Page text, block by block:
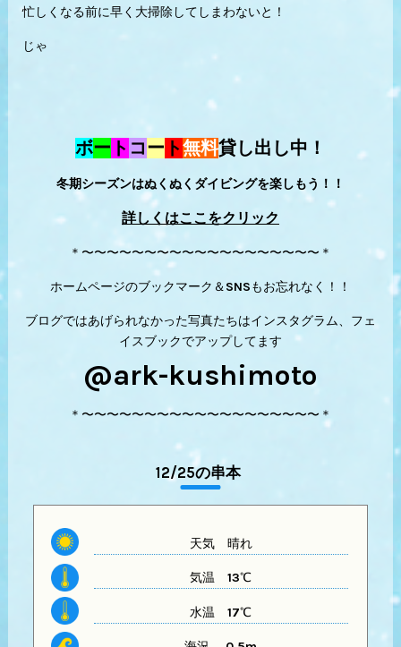
忙しくなる前に早く大掃除してしまわないと！
じゃ
ボー ト コー ト無料貸し出し中！
冬期シーズンはぬくぬくダイビングを楽しもう！！
詳しくはここをクリック
＊〜〜〜〜〜〜〜〜〜〜〜〜〜〜〜〜〜〜〜＊
ホームページのブックマーク＆SNSもお忘れなく！！
ブログではあげられなかった写真たちはインスタグラム、フェ
イスブックでアップしてます
@ark-kushimoto
＊〜〜〜〜〜〜〜〜〜〜〜〜〜〜〜〜〜〜〜＊
12/25の串本
天気晴れ
気温 13℃
水温 17℃